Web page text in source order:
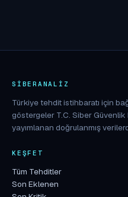
SIBERANALIZ
Türkiye tehdit istihbaratı için
göstergeler T.C. Siber Güvenlik
yayımlanan doğrulanmış
KEŞFET
Tüm Tehditler
Son Eklenen